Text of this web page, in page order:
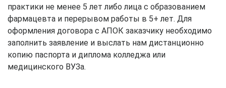
практики не менее 5 лет либо лица с образованием
фармацевта и перерывом работы в 5+ лет. Для
оформления договора с АПОК заказчику необходимо
заполнить заявление и выслать нам дистанционно
копию паспорта и диплома колледжа или
медицинского ВУЗа.